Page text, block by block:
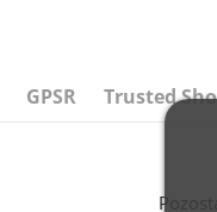
GPSR Trusted